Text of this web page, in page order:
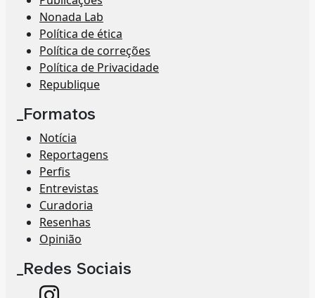
Nonada Lab
Política de ética
Política de correções
Política de Privacidade
Republique
_Formatos
Notícia
Reportagens
Perfis
Entrevistas
Curadoria
Resenhas
Opinião
_Redes Sociais